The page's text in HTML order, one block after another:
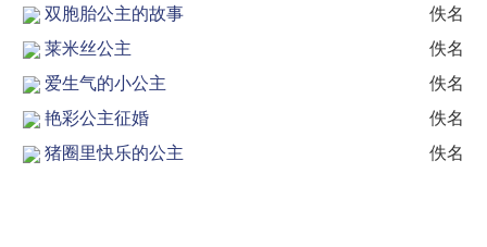
双胞胎公主的故事
佚名
莱米丝公主
佚名
爱生气的小公主
佚名
艳彩公主征婚
佚名
猪圈里快乐的公主
佚名